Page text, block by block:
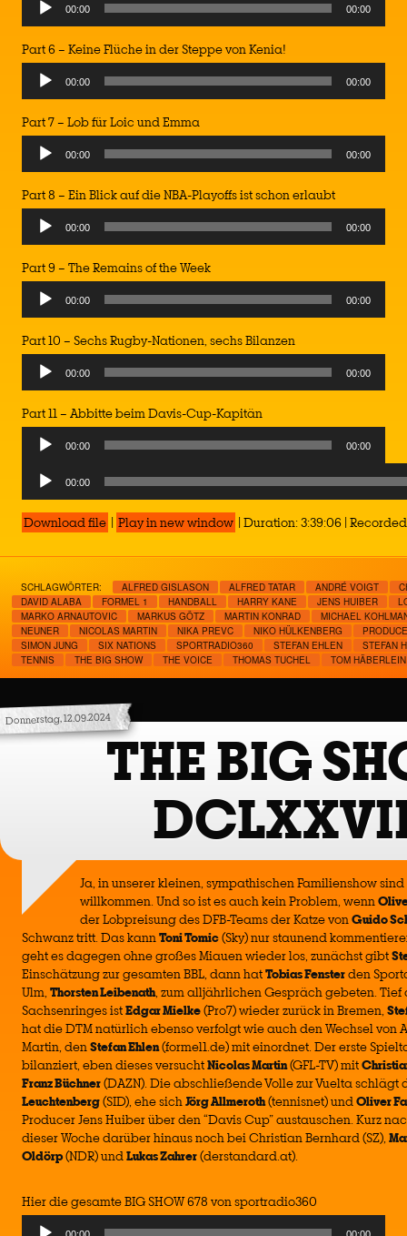
00:00 00:00
Part 6 – Keine Flüche in der Steppe von Kenia!
00:00 00:00
Part 7 – Lob für Loic und Emma
00:00 00:00
Part 8 – Ein Blick auf die NBA-Playoffs ist schon erlaubt
00:00 00:00
Part 9 – The Remains of the Week
00:00 00:00
Part 10 – Sechs Rugby-Nationen, sechs Bilanzen
00:00 00:00
Part 11 – Abbitte beim Davis-Cup-Kapitän
00:00 00:00
Audio
Player
00:00
Download file | Play in new window | Duration: 3:39:06 |
SCHLAGWÖRTER: ALFRED GISLASON ALFRED TATAR ANDRÉ VOIGT
DAVID ALABA
FORMEL 1 HANDBALL HARRY KANE JENS HUIBER
MARKO ARNAUTOVIC
MARKUS GÖTZ MARTIN KONRAD
MICHAEL
NEUNER
NICOLAS MARTIN NIKA PREVC NIKO HÜLKENBERG
SIMON JUNG
SIX NATIONS SPORTRADIO360 STEFAN EHLEN
STEFAN
TENNIS
THE BIG SHOW THE VOICE THOMAS TUCHEL TOM HÄBERLEIN
Donnerstag, 12.09.2024
THE BIG
Ja, in unserer kleinen, sympathischen Familienshow
willkommen. Und so ist es auch kein Problem, wenn
der Lobpreisung des DFB-Teams der Katze vonGuido
Schwanz tritt. Das kannToni Tomic(Sky) nur staunend
geht es dagegen ohne großes Miauen wieder los, zunächst gibt
Einschätzung zur gesamten BBL, dann hatTobias Fensterden
Ulm, Thorsten Leibenath, zum alljährlichen Gespräch gebeten. Tief
Sachsenringes istEdgar Mielke(Pro7) wieder zurück in Bremen,
hat die DTM natürlich ebenso verfolgt wie auch den Wechsel von
Martin, denStefan Ehlen(formel1.de) mit einordnet. Der erste
bilanziert, eben dieses versuchtNicolas Martin(GFL-TV) mit
Franz Büchner(DAZN). Die abschließende Volle zur Vuelta schlägt
Leuchtenberg(SID), ehe sichJörg Allmeroth(tennisnet) undOliver
Producer Jens Huiber über den “Davis Cup” austauschen. Kurz
dieser Woche darüber hinaus noch bei Christian Bernhard (SZ),
Oldörp(NDR) undLukas Zahrer(derstandard.at).
Hier die gesamte BIG SHOW 678 von sportradio360